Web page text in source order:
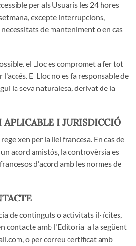
per als Usuaris les 24 hores
excepte interrupcions,
de manteniment o en cas
el Lloc es compromet a fer tot
El Lloc no es fa responsable de
la seva naturalesa, derivat de la
APLICABLE I JURISDICCIÓ
per la llei francesa. En cas de
acord amistós, la controvèrsia es
d'acord amb les normes de
de continguts o activitats il·lícites,
contacte amb l'Editorial a la següent
o per correu certificat amb